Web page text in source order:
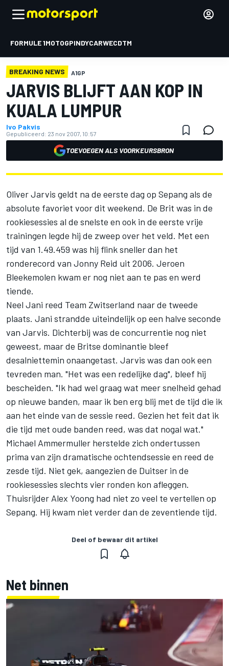
FORMULE 1MOTOGPINDYCARWECDTM
BREAKING NEWS A1GP
JARVIS BLIJFT AAN KOP IN
KUALA LUMPUR
Ivo Pakvis
Gepubliceerd: 23 nov 2007, 10:57
TOEVOEGEN ALS VOORKEURSBRON
Oliver Jarvis geldt na de eerste dag op Sepang als de
absolute favoriet voor dit weekend. De Brit was in de
rookiesessies al de snelste en ook in de eerste vrije
trainingen legde hij de zweep over het veld. Met een
tijd van 1.49.459 was hij flink sneller dan het
ronderecord van Jonny Reid uit 2006. Jeroen
Bleekemolen kwam er nog niet aan te pas en werd
tiende.
Neel Jani reed Team Zwitserland naar de tweede
plaats. Jani strandde uiteindelijk op een halve seconde
van Jarvis. Dichterbij was de concurrentie nog niet
geweest, maar de Britse dominantie bleef
desalniettemin onaangetast. Jarvis was dan ook een
tevreden man. "Het was een redelijke dag", bleef hij
bescheiden. "Ik had wel graag wat meer snelheid gehad
op nieuwe banden, maar ik ben erg blij met de tijd die ik
aan het einde van de sessie reed. Gezien het feit dat ik
die tijd met oude banden reed, was dat nogal wat."
Michael Ammermuller herstelde zich ondertussen
prima van zijn dramatische ochtendsessie en reed de
zesde tijd. Niet gek, aangezien de Duitser in de
rookiesessies slechts vier ronden kon afleggen.
Thuisrijder Alex Yoong had niet zo veel te vertellen op
Sepang. Hij kwam niet verder dan de zeventiende tijd.
Deel of bewaar dit artikel
Net binnen